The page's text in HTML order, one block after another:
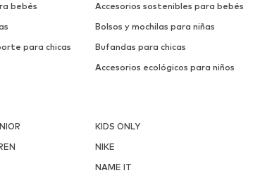
bebés
Accesorios sostenibles para bebés
Bolsos y mochilas para niñas
para chicas
Bufandas para chicas
Accesorios ecológicos para niños
KIDS ONLY
NIKE
NAME IT